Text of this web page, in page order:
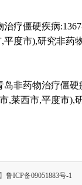
僵硬疾病
度市),研究非
药物治疗僵硬
莱西市,平度市
鲁ICP备09051883号-1